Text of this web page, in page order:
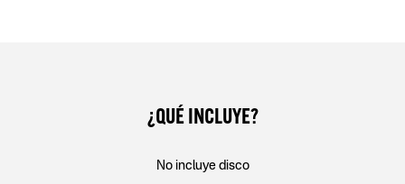
¿QUÉ INCLUYE?
No incluye disco